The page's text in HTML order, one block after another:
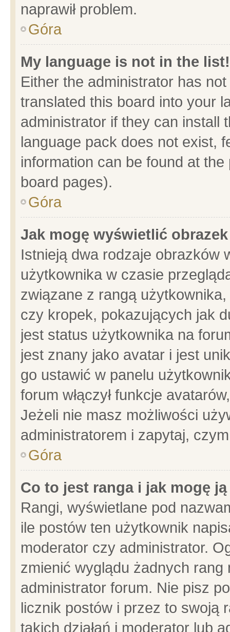
naprawił problem.
Góra
My language is not in the list!
Either the administrator has
translated this board into your
administrator if they can install
language pack does not exist,
information can be found at
board pages).
Góra
Jak mogę wyświetlić
Istnieją dwa rodzaje obrazków
użytkownika w czasie
związane z rangą
czy kropek, pokazujących jak
jest status użytkownika na
jest znany jako avatar i jest
go ustawić w panelu
forum włączył funkcje
Jeżeli nie masz możliwości
administratorem i zapytaj,
Góra
Co to jest ranga i jak mogę
Rangi, wyświetlane pod
ile postów ten użytkownik
moderator czy administrator.
zmienić wyglądu żadnych
administrator forum. Nie pisz
licznik postów i przez to swoją
takich działań i moderator lub